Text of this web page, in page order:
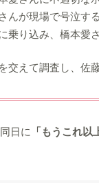
んが現場で号泣す
乗り込み、橋本
交えて調査し、佐
日に 「もうこれ